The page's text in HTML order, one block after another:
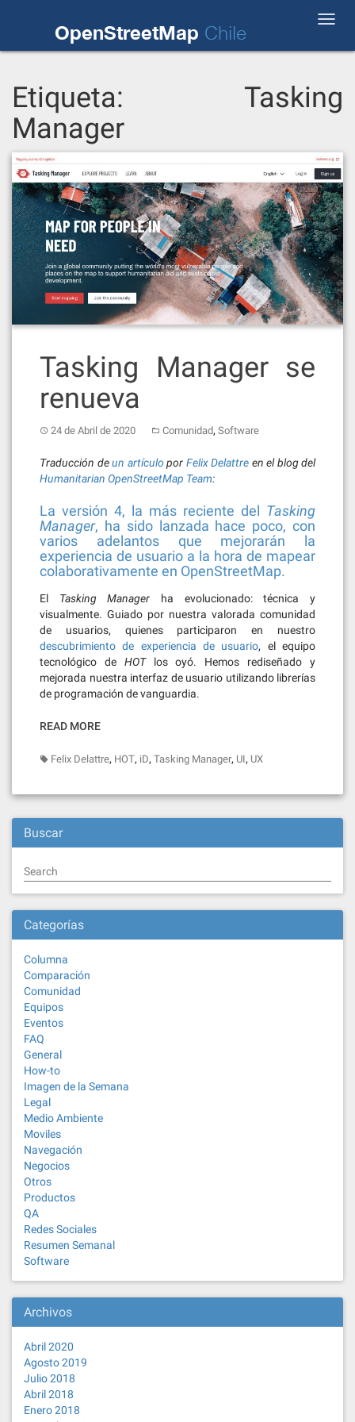
OpenStreetMap Chile
Etiqueta: Tasking
Manager
Tasking Manager se
renueva
24 de Abril de 2020 Comunidad, Software
Traducción deun artículo por Felix Delattre en el blog del
Humanitarian OpenStreetMap Team:
La versión 4, la más reciente del Tasking
Manager, ha sido lanzada hace poco, con
varios adelantos que mejorarán la
experiencia de usuario a la hora de mapear
colaborativamente en OpenStreetMap.
El Tasking Manager ha evolucionado: técnica y
visualmente. Guiado por nuestra valorada comunidad
de usuarios, quienes participaron en nuestro
descubrimiento de experiencia de usuario, el equipo
tecnológico de HOTlos oyó. Hemos rediseñado y
mejorada nuestra interfaz de usuario utilizando librerías
de programación de vanguardia.
READ MORE
Felix Delattre, HOT, iD, Tasking Manager, UI, UX
Buscar
Search
Categorías
Columna
Comparación
Comunidad
Equipos
Eventos
FAQ
General
How-to
Imagen de la Semana
Legal
Medio Ambiente
Moviles
Navegación
Negocios
Otros
Productos
QA
Redes Sociales
Resumen Semanal
Software
Archivos
Abril 2020
Agosto 2019
Julio 2018
Abril 2018
Enero 2018